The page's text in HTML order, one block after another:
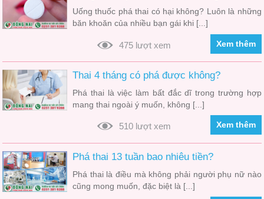
Uống thuốc phá thai có hại không? Luôn là những
băn khoăn của nhiều bạn gái khi [...]
475 lượt xem Xem thêm
Thai 4 tháng có phá được không?
Phá thai là việc làm bất đắc dĩ trong trường hợp
mang thai ngoài ý muốn, không [...]
510 lượt xem Xem thêm
Phá thai 13 tuần bao nhiêu tiền?
Phá thai là điều mà không phải người phụ nữ nào
cũng mong muốn, đặc biệt là [...]